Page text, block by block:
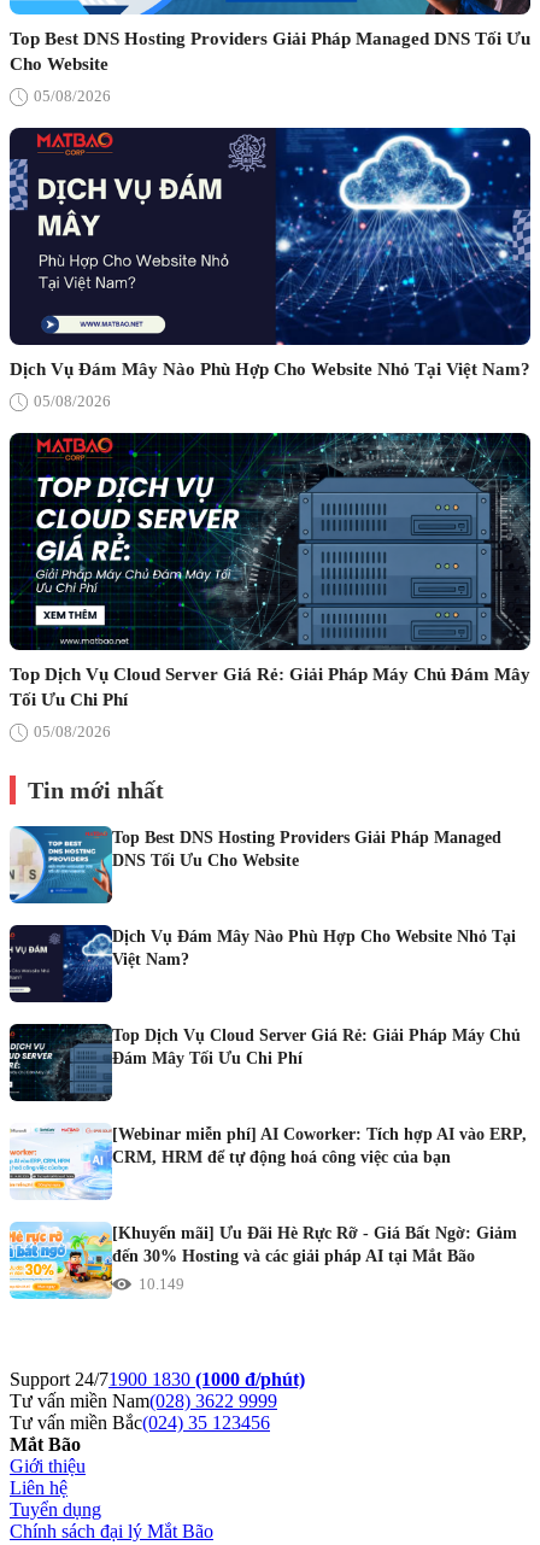
Top Best DNS Hosting Providers Giải Pháp Managed DNS Tối Ưu
Cho Website
05/08/2026
Dịch Vụ Đám Mây Nào Phù Hợp Cho Website Nhỏ Tại Việt Nam?
05/08/2026
Top Dịch Vụ Cloud Server Giá Rẻ: Giải Pháp Máy Chủ Đám Mây
Tối Ưu Chi Phí
05/08/2026
Tin mới nhất
Top Best DNS Hosting Providers Giải Pháp Managed
DNS Tối Ưu Cho Website
Dịch Vụ Đám Mây Nào Phù Hợp Cho Website Nhỏ Tại
Việt Nam?
Top Dịch Vụ Cloud Server Giá Rẻ: Giải Pháp Máy Chủ
Đám Mây Tối Ưu Chi Phí
[Webinar miễn phí] AI Coworker: Tích hợp AI vào ERP,
CRM, HRM để tự động hoá công việc của bạn
[Khuyến mãi] Ưu Đãi Hè Rực Rỡ - Giá Bất Ngờ: Giảm
đến 30% Hosting và các giải pháp AI tại Mắt Bão
10.149
Support 24/71900 1830 (1000 đ/phút)
Tư vấn miền Nam(028) 3622 9999
Tư vấn miền Bắc(024) 35 123456
Mắt Bão
Giới thiệu
Liên hệ
Tuyển dụng
Chính sách đại lý Mắt Bão